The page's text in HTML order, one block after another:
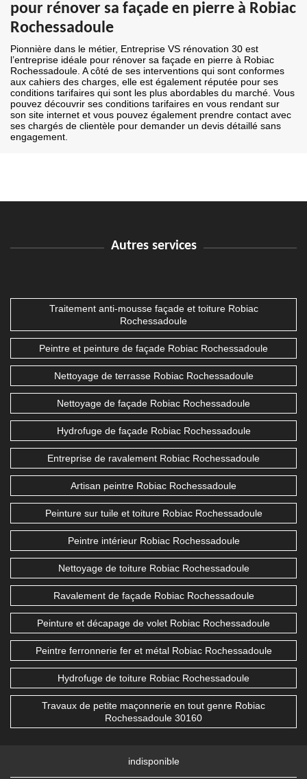
pour rénover sa façade en pierre à Robiac
Rochessadoule
Pionnière dans le métier, Entreprise VS rénovation 30 est
l’entreprise idéale pour rénover sa façade en pierre à Robiac
Rochessadoule. A côté de ses interventions qui sont conformes
aux cahiers des charges, elle est également réputée pour ses
conditions tarifaires qui sont les plus abordables du marché. Vous
pouvez découvrir ses conditions tarifaires en vous rendant sur
son site internet et vous pouvez également prendre contact avec
ses chargés de clientèle pour demander un devis détaillé sans
engagement.
Autres services
Traitement anti-mousse façade et toiture Robiac
Rochessadoule
Peintre et peinture de façade Robiac Rochessadoule
Nettoyage de terrasse Robiac Rochessadoule
Nettoyage de façade Robiac Rochessadoule
Hydrofuge de façade Robiac Rochessadoule
Entreprise de ravalement Robiac Rochessadoule
Artisan peintre Robiac Rochessadoule
Peinture sur tuile et toiture Robiac Rochessadoule
Peintre intérieur Robiac Rochessadoule
Nettoyage de toiture Robiac Rochessadoule
Ravalement de façade Robiac Rochessadoule
Peinture et décapage de volet Robiac Rochessadoule
Peintre ferronnerie fer et métal Robiac Rochessadoule
Hydrofuge de toiture Robiac Rochessadoule
Travaux de petite maçonnerie en tout genre Robiac
Rochessadoule 30160
indisponible